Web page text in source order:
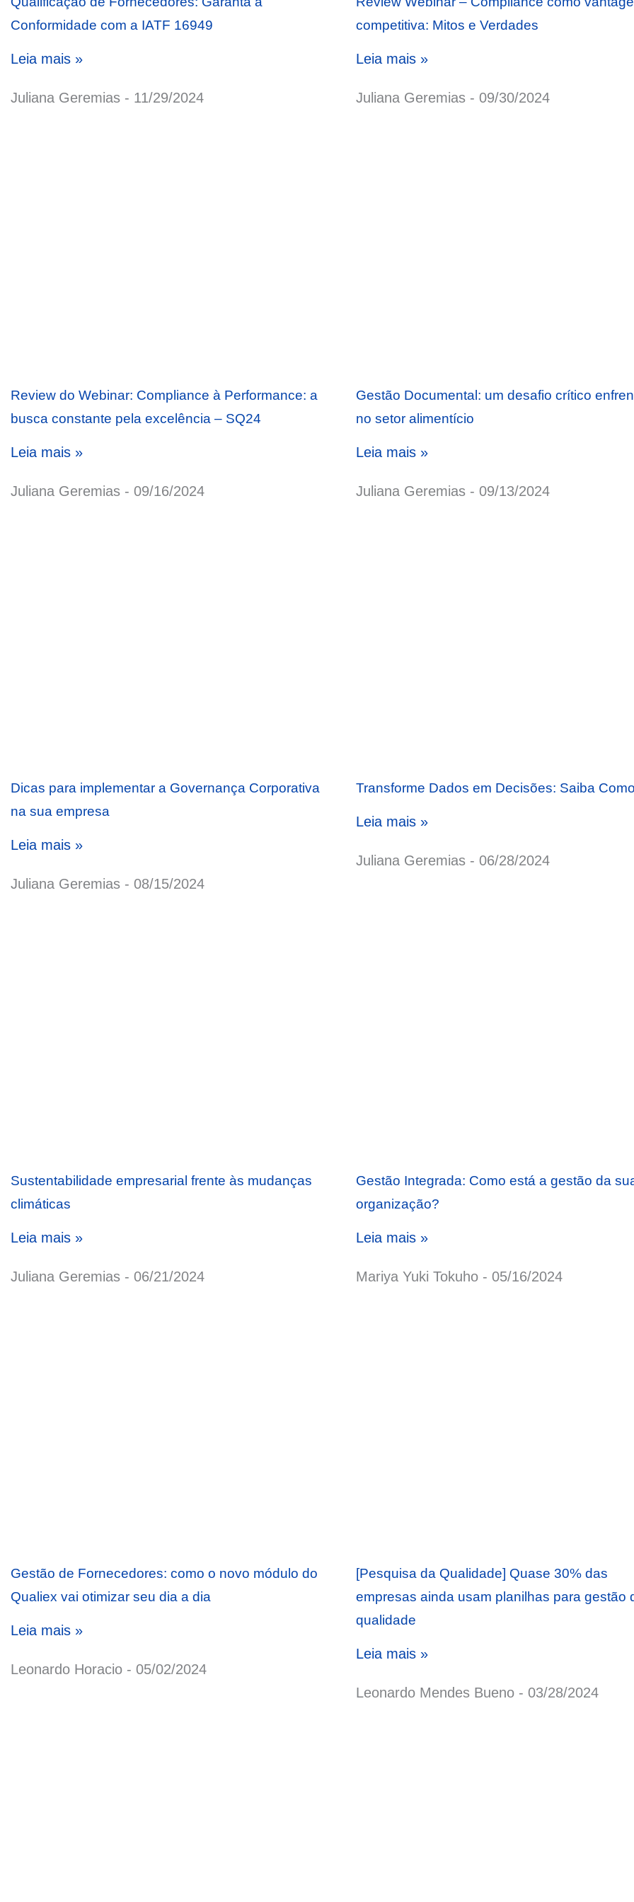
Conformidade com a IATF 16949
Leia mais »
Juliana Geremias 11/29/2024
competitiva: Mitos e Verdades
Leia mais »
Juliana Geremias 09/30/2024
Review do Webinar: Compliance à Performance: a
busca constante pela excelência – SQ24
Leia mais »
Juliana Geremias 09/16/2024
Gestão Documental: um desafio crítico
no setor alimentício
Leia mais »
Juliana Geremias 09/13/2024
Dicas para implementar a Governança Corporativa
na sua empresa
Leia mais »
Juliana Geremias 08/15/2024
Transforme Dados em Decisões: Saiba
Leia mais »
Juliana Geremias 06/28/2024
Sustentabilidade empresarial frente às mudanças
climáticas
Leia mais »
Juliana Geremias 06/21/2024
Gestão Integrada: Como está a gestão da
organização?
Leia mais »
Mariya Yuki Tokuho 05/16/2024
Gestão de Fornecedores: como o novo módulo do
Qualiex vai otimizar seu dia a dia
Leia mais »
Leonardo Horacio 05/02/2024
[Pesquisa da Qualidade] Quase 30% das
empresas ainda usam planilhas para gestão
qualidade
Leia mais »
Leonardo Mendes Bueno 03/28/2024